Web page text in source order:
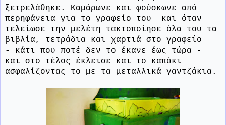
ξετρελάθηκε. Καμάρωνε και φούσκωνε από
περηφάνεια για το γραφείο του και όταν
τελείωσε την μελέτη τακτοποίησε όλα του τα
βιβλία, τετράδια και χαρτιά στο γραφείο
- κάτι που ποτέ δεν το έκανε έως τώρα -
και στο τέλος έκλεισε και το καπάκι
ασφαλίζοντας το με τα μεταλλικά γαντζάκια.